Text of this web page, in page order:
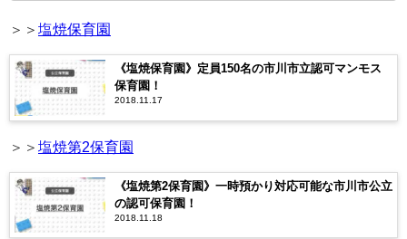
＞＞ 塩焼保育園
《塩焼保育園》定員150名の市川市立認可マンモス
保育園！
2018.11.17
＞＞ 塩焼第2保育園
《塩焼第2保育園》一時預かり対応可能な市川市公立
の認可保育園！
2018.11.18